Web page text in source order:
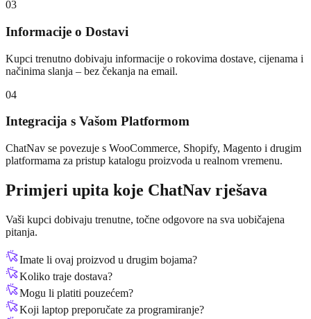
03
Informacije o Dostavi
Kupci trenutno dobivaju informacije o rokovima dostave, cijenama i
načinima slanja – bez čekanja na email.
04
Integracija s Vašom Platformom
ChatNav se povezuje s WooCommerce, Shopify, Magento i drugim
platformama za pristup katalogu proizvoda u realnom vremenu.
Primjeri upita koje ChatNav rješava
Vaši kupci dobivaju trenutne, točne odgovore na sva uobičajena
pitanja.
Imate li ovaj proizvod u drugim bojama?
Koliko traje dostava?
Mogu li platiti pouzećem?
Koji laptop preporučate za programiranje?